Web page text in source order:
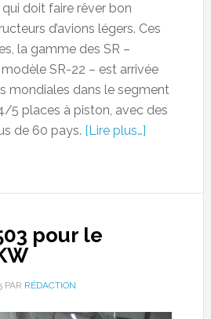
doit faire rêver bon
d’avions légers. Ces
la gamme des SR –
SR-22 – est arrivée
mondiales dans le segment
5 places à piston, avec des
de 60 pays. [Lire plus…]
pour le
PAR RÉDACTION